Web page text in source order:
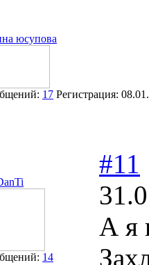
юсупова
17 Регистрация:
14
#11
А я